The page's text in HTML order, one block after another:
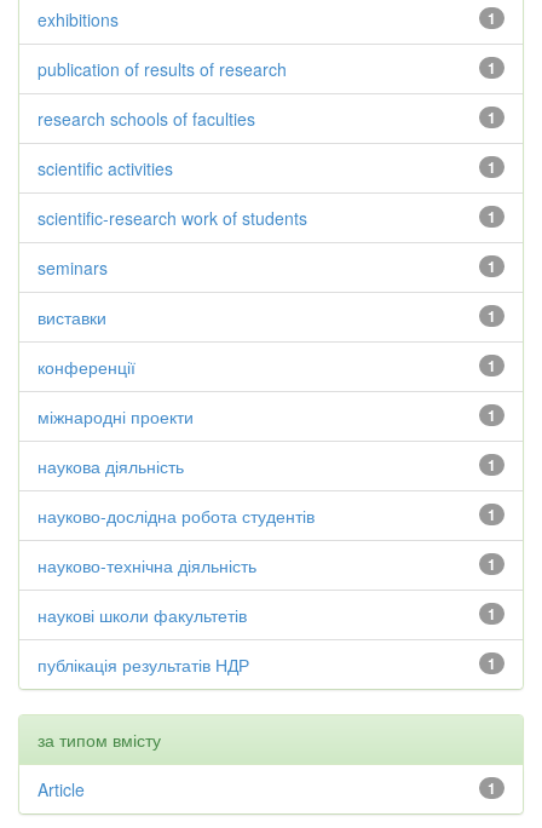
1
exhibitions
1
publication of results of research
1
research schools of faculties
1
scientific activities
1
scientific-research work of students
1
seminars
1
виставки
1
конференції
1
міжнародні проекти
1
наукова діяльність
1
науково-дослідна робота студентів
1
науково-технічна діяльність
1
наукові школи факультетів
1
публікація результатів НДР
за типом вмісту
1
Article